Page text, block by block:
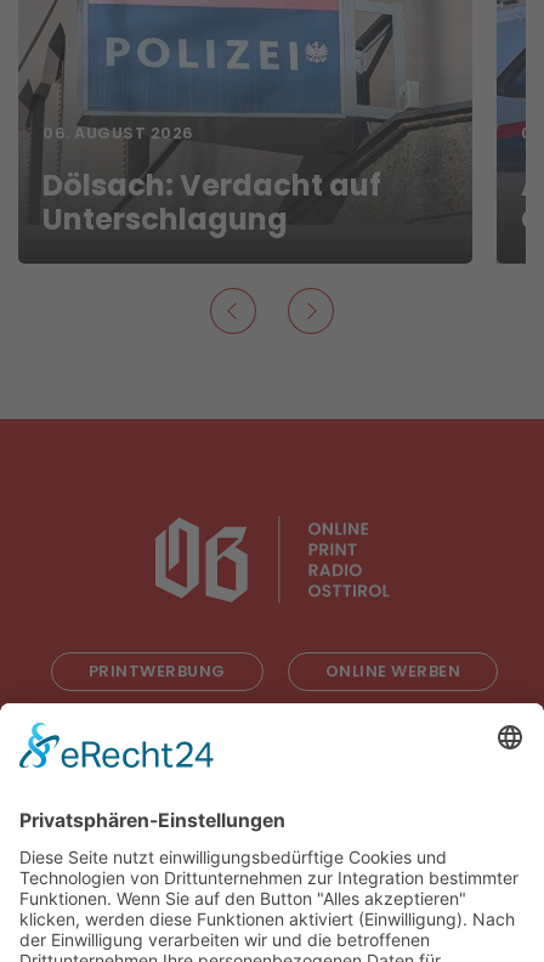
06. AUGUST 2026
Dölsach: Verdacht auf
Unterschlagung
PRINTWERBUNG ONLINE WERBEN